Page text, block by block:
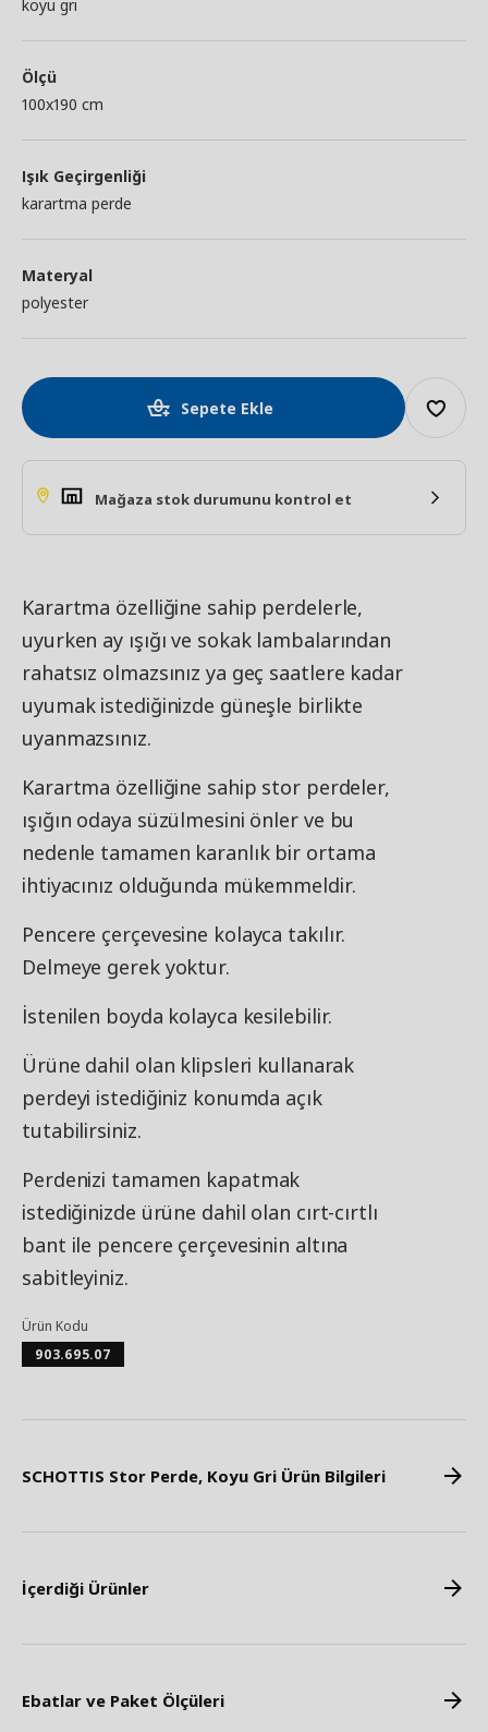
koyu gri
Ölçü
100x190 cm
Işık Geçirgenliği
karartma perde
Materyal
polyester
Sepete Ekle
Mağaza stok durumunu kontrol et
Karartma özelliğine sahip perdelerle,
uyurken ay ışığı ve sokak lambalarından
rahatsız olmazsınız ya geç saatlere kadar
uyumak istediğinizde güneşle birlikte
uyanmazsınız.
Karartma özelliğine sahip stor perdeler,
ışığın odaya süzülmesini önler ve bu
nedenle tamamen karanlık bir ortama
ihtiyacınız olduğunda mükemmeldir.
Pencere çerçevesine kolayca takılır.
Delmeye gerek yoktur.
İstenilen boyda kolayca kesilebilir.
Ürüne dahil olan klipsleri kullanarak
perdeyi istediğiniz konumda açık
tutabilirsiniz.
Perdenizi tamamen kapatmak
istediğinizde ürüne dahil olan cırt-cırtlı
bant ile pencere çerçevesinin altına
sabitleyiniz.
Ürün Kodu
903.695.07
SCHOTTIS Stor Perde, Koyu Gri Ürün Bilgileri
İçerdiği Ürünler
Ebatlar ve Paket Ölçüleri